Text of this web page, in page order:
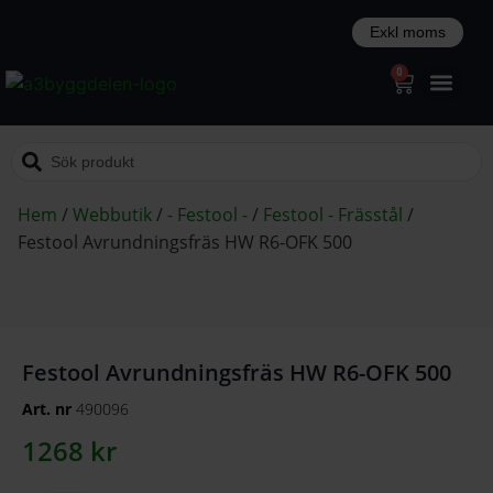
0
Hem /Webbutik/ - Festool -/ Festool - Frässtål /
Festool Avrundningsfräs HW R6-OFK 500
Festool Avrundningsfräs HW R6-OFK 500
Art. nr 490096
1268 kr